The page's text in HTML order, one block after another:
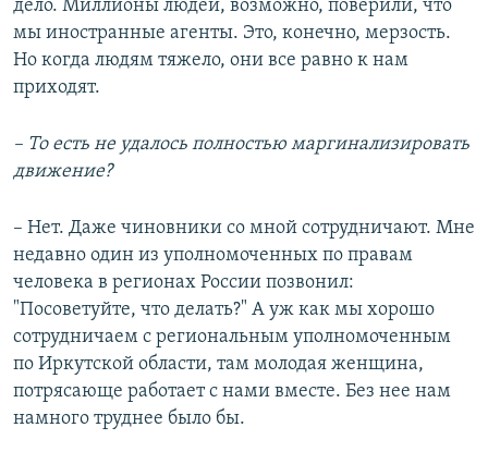
дело. Миллионы людей, возможно, поверили, что
мы иностранные агенты. Это, конечно, мерзость.
Но когда людям тяжело, они все равно к нам
приходят.
– То есть не удалось полностью маргинализировать
движение?
– Нет. Даже чиновники со мной сотрудничают. Мне
недавно один из уполномоченных по правам
человека в регионах России позвонил:
"Посоветуйте, что делать?" А уж как мы хорошо
сотрудничаем с региональным уполномоченным
по Иркутской области, там молодая женщина,
потрясающе работает с нами вместе. Без нее нам
намного труднее было бы.